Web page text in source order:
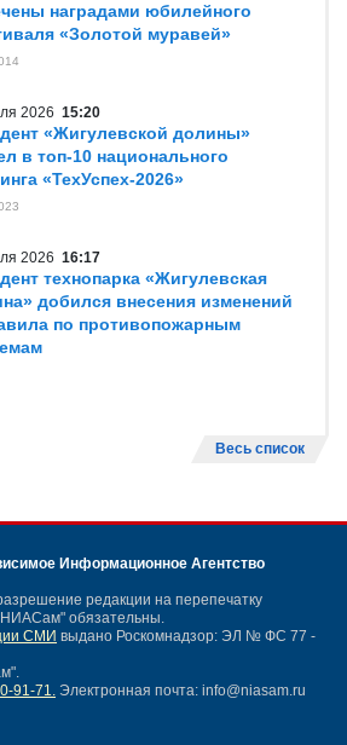
наградами юбилейного
«Золотой муравей»
2026 15:20
«Жигулевской долины»
в топ-10 национального
«ТехУспех-2026»
2026 16:17
технопарка «Жигулевская
добился внесения изменений
по противопожарным
Весь список
Информационное Агентство
редакции на перепечатку
обязательны.
СМИ выдано Роскомнадзор: ЭЛ № ФС 77 -
91-71. Электронная почта: info@niasam.ru